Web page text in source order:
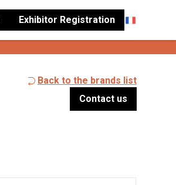
Exhibitor Registration
Back to the brands list
Contact us